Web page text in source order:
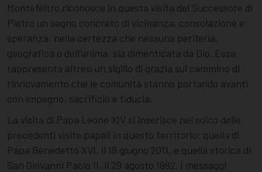
Montefeltro riconosce in questa visita del Successore di
Pietro un segno concreto di vicinanza, consolazione e
speranza, nella certezza che nessuna periferia,
geografica o dell’anima, sia dimenticata da Dio. Essa
rappresenta altresì un sigillo di grazia sul cammino di
rinnovamento che le comunità stanno portando avanti
con impegno, sacrificio e fiducia.
La visita di Papa Leone XIV si inserisce nel solco delle
precedenti visite papali in questo territorio: quella di
Papa Benedetto XVI, il 19 giugno 2011, e quella storica di
San Giovanni Paolo II, il 29 agosto 1982. I messaggi